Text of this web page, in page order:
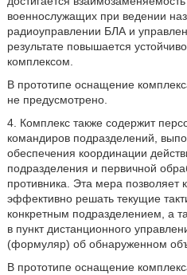
военнослужащих при ведении
радиоуправлении БЛА и
результате повышается
комплексом.
В прототипе оснащение
не предусмотрено.
4. Комплекс также содержит
командиров подразделений,
обеспечения координации
подразделения и первичной
противника. Эта мера позволяет
эффективно решать текущие
конкретным подразделением, а
в пункт дистанционного
(формуляр) об обнаруженном
В прототипе оснащение